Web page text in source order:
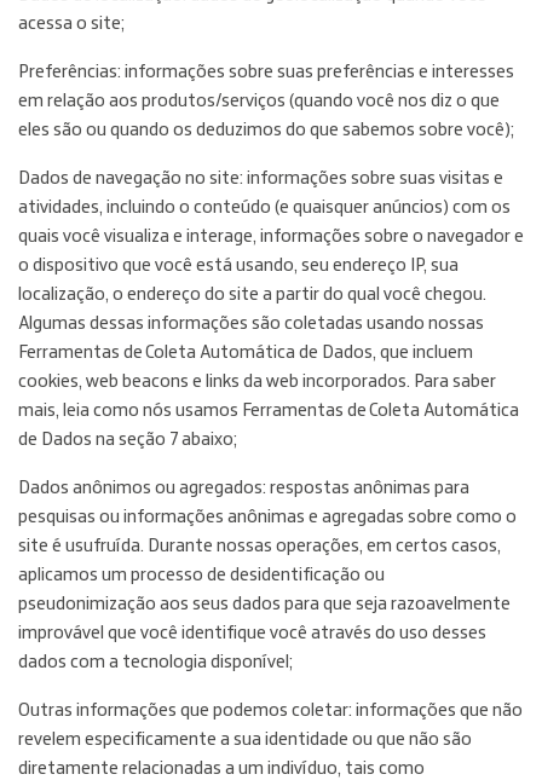
acessa o site;
Preferências: informações sobre suas preferências e interesses
em relação aos produtos/serviços (quando você nos diz o que
eles são ou quando os deduzimos do que sabemos sobre você);
Dados de navegação no site: informações sobre suas visitas e
atividades, incluindo o conteúdo (e quaisquer anúncios) com os
quais você visualiza e interage, informações sobre o navegador e
o dispositivo que você está usando, seu endereço IP, sua
localização, o endereço do site a partir do qual você chegou.
Algumas dessas informações são coletadas usando nossas
Ferramentas de Coleta Automática de Dados, que incluem
cookies, web beacons e links da web incorporados. Para saber
mais, leia como nós usamos Ferramentas de Coleta Automática
de Dados na seção 7 abaixo;
Dados anônimos ou agregados: respostas anônimas para
pesquisas ou informações anônimas e agregadas sobre como o
site é usufruída. Durante nossas operações, em certos casos,
aplicamos um processo de desidentificação ou
pseudonimização aos seus dados para que seja razoavelmente
improvável que você identifique você através do uso desses
dados com a tecnologia disponível;
Outras informações que podemos coletar: informações que não
revelem especificamente a sua identidade ou que não são
diretamente relacionadas a um indivíduo, tais como